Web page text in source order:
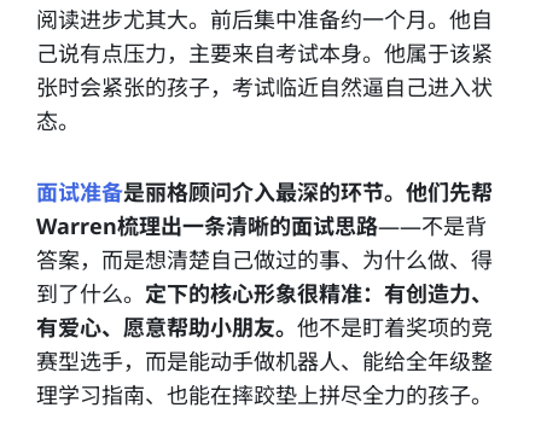
阅读进步尤其大。前后集中准备约一个月。他自
己说有点压力，主要来自考试本身。他属于该紧
张时会紧张的孩子，考试临近自然逼自己进入状
态。
面试准备是丽格顾问介入最深的环节。他们先帮
Warren梳理出一条清晰的面试思路——不是背
答案，而是想清楚自己做过的事、为什么做、得
到了什么。 定下的核心形象很精准：有创造力、
有爱心、愿意帮助小朋友。 他不是盯着奖项的竞
赛型选手，而是能动手做机器人、能给全年级整
理学习指南、也能在摔跤垫上拼尽全力的孩子。